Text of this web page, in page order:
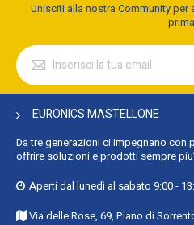
Unisciti alla nostra Community
prima
Iscriviti
alla
nostra
Newsletter:
EURONICS MASTELLONE
Da tre generazioni ci impegnano con
offrire soluzioni e prodotti sempre
Aperti dal lunedì al sabato 9:00 -
Via delle Rose, 69, Piano di